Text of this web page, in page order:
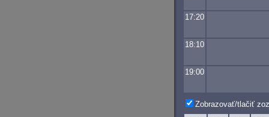
17:20
18:10
19:00
Zobrazovať/tlačiť